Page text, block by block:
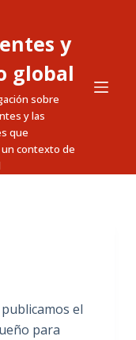
y
global
sobre
y las
que
contexto de
el
para